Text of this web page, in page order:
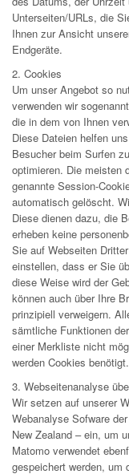
Unterseiten/URLs, die
Ihnen zur Ansicht
Endgeräte.
2. Cookies
Um unser Angebot so
verwenden wir
die in dem von Ihnen
Diese Dateien helfen
Besucher beim Surfen
optimieren. Die meisten
genannte Session-
automatisch gelöscht.
Diese dienen dazu, die
erheben keine
Sie auf Webseiten
einstellen, dass er Sie
diese Weise wird der
können auch über Ihre
prinzipiell verweigern.
sämtliche Funktionen
einer Merkliste nicht
werden Cookies benötigt.
3. Webseitenanalyse
Wir setzen auf unserer
Webanalyse Sofware
New Zealand – ein, um
Matomo verwendet
gespeichert werden, um